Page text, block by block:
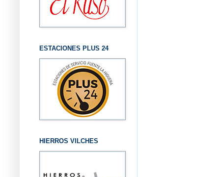
ESTACIONES PLUS 24
HIERROS VILCHES